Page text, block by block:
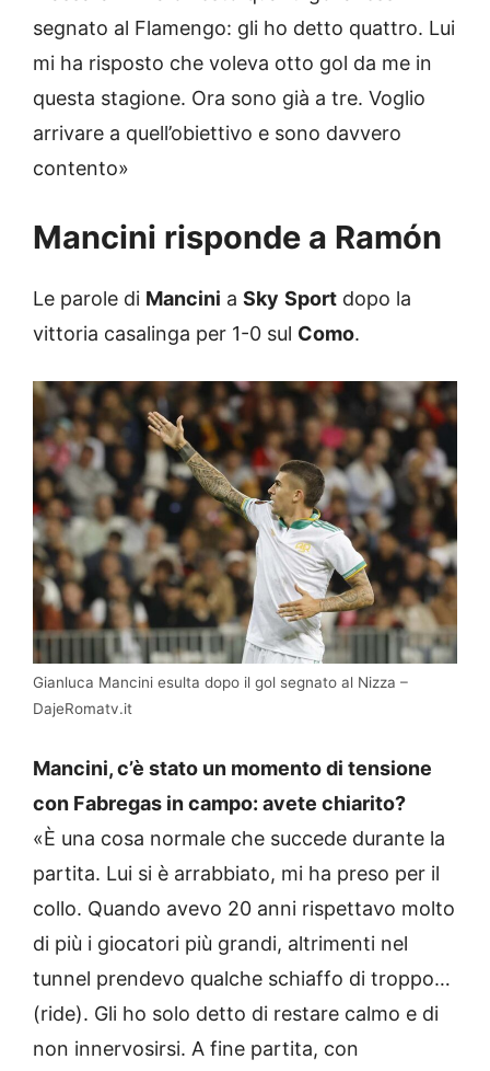
segnato al Flamengo: gli ho detto quattro. Lui
mi ha risposto che voleva otto gol da me in
questa stagione. Ora sono già a tre. Voglio
arrivare a quell’obiettivo e sono davvero
contento»
Mancini risponde a Ramón
Le parole di Mancini a Sky Sport dopo la
vittoria casalinga per 1-0 sul Como.
Gianluca Mancini esulta dopo il gol segnato al Nizza –
DajeRomatv.it
Mancini, c’è stato un momento di tensione
con Fabregas in campo: avete chiarito?
«È una cosa normale che succede durante la
partita. Lui si è arrabbiato, mi ha preso per il
collo. Quando avevo 20 anni rispettavo molto
di più i giocatori più grandi, altrimenti nel
tunnel prendevo qualche schiaffo di troppo…
(ride). Gli ho solo detto di restare calmo e di
non innervosirsi. A fine partita, con